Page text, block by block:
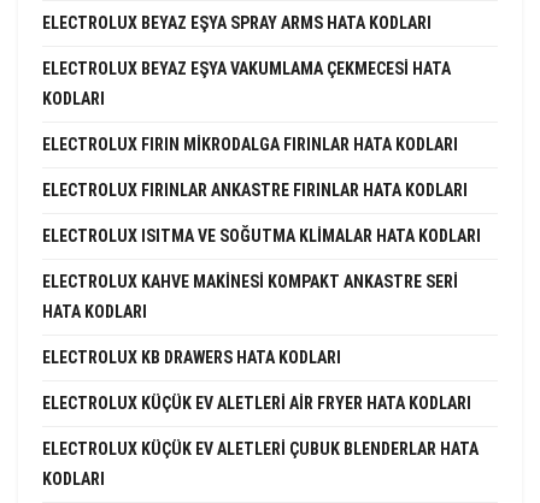
ELECTROLUX BEYAZ EŞYA SPRAY ARMS HATA KODLARI
ELECTROLUX BEYAZ EŞYA VAKUMLAMA ÇEKMECESI HATA
KODLARI
ELECTROLUX FIRIN MIKRODALGA FIRINLAR HATA KODLARI
ELECTROLUX FIRINLAR ANKASTRE FIRINLAR HATA KODLARI
ELECTROLUX ISITMA VE SOĞUTMA KLIMALAR HATA KODLARI
ELECTROLUX KAHVE MAKINESI KOMPAKT ANKASTRE SERI
HATA KODLARI
ELECTROLUX KB DRAWERS HATA KODLARI
ELECTROLUX KÜÇÜK EV ALETLERI AIR FRYER HATA KODLARI
ELECTROLUX KÜÇÜK EV ALETLERI ÇUBUK BLENDERLAR HATA
KODLARI